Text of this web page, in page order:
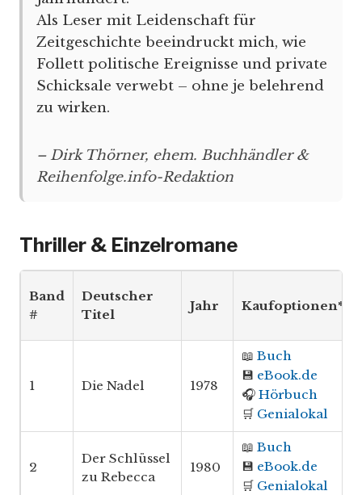
Als Leser mit Leidenschaft für
Zeitgeschichte beeindruckt mich, wie
Follett politische Ereignisse und private
Schicksale verwebt – ohne je belehrend
zu wirken.
– Dirk Thörner, ehem. Buchhändler &
Reihenfolge.info-Redaktion
Thriller & Einzelromane
Band
#
Deutscher
Titel
Jahr Kaufoptionen*
1 Die Nadel 1978
📖 Buch
💾 eBook.de
🎧 Hörbuch
🛒 Genialokal
2
Der Schlüssel
zu Rebecca
1980
📖 Buch
💾 eBook.de
🛒 Genialokal